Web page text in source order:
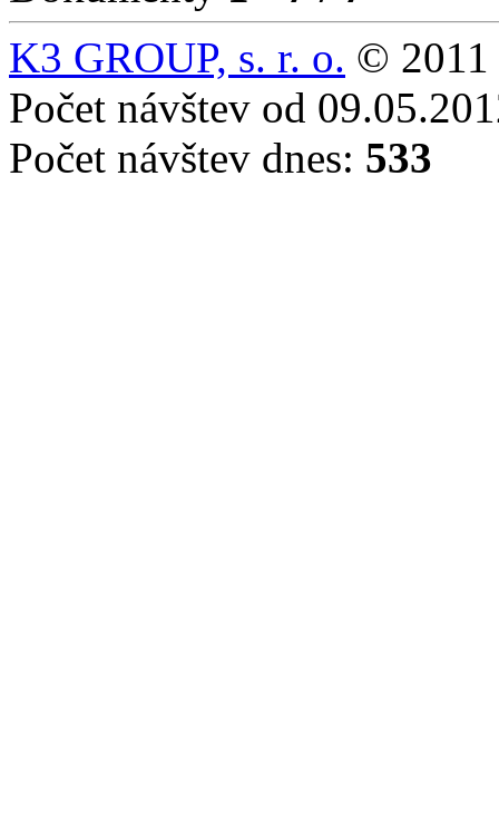
K3 GROUP, s. r. o. © 2011
Počet návštev od
Počet návštev dnes: 533